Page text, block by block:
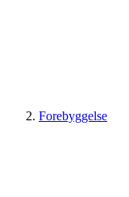
Forebyggelse